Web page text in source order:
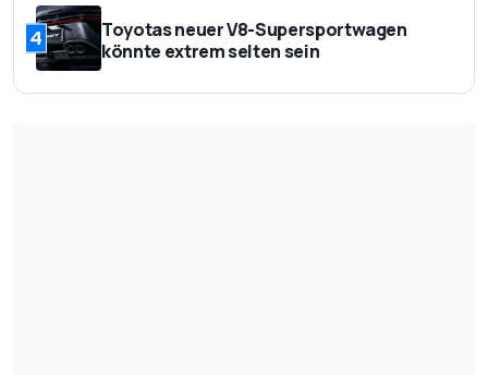
4
Toyotas neuer V8-Supersportwagen
könnte extrem selten sein